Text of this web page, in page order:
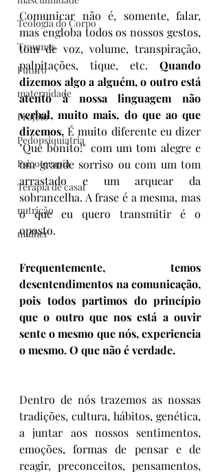
Teologia do Corpo
Traumas
Futuro
maternidade
Projeto
Pedopsiquiatria
Psicoterapia
Terapia de casal
nutrição
mulher
Comunicar não é, somente, falar,
mas engloba todos os nossos gestos,
tom de voz, volume, transpiração,
palpitações, tique, etc. Quando
dizemos algo a alguém, o outro está
atento à nossa linguagem não
verbal, muito mais, do que ao que
dizemos. É muito diferente eu dizer
"Que bonito!" com um tom alegre e
um grande sorriso ou com um tom
arrastado e um arquear da
sobrancelha. A frase é a mesma, mas
o que eu quero transmitir é o
oposto.
Frequentemente, temos
desentendimentos na comunicação,
pois todos partimos do princípio
que o outro que nos está a ouvir
sente o mesmo que nós, experiencia
o mesmo. O que não é verdade.
Dentro de nós trazemos as nossas
tradições, cultura, hábitos, genética,
a juntar aos nossos sentimentos,
emoções, formas de pensar e de
reagir, preconceitos, pensamentos,